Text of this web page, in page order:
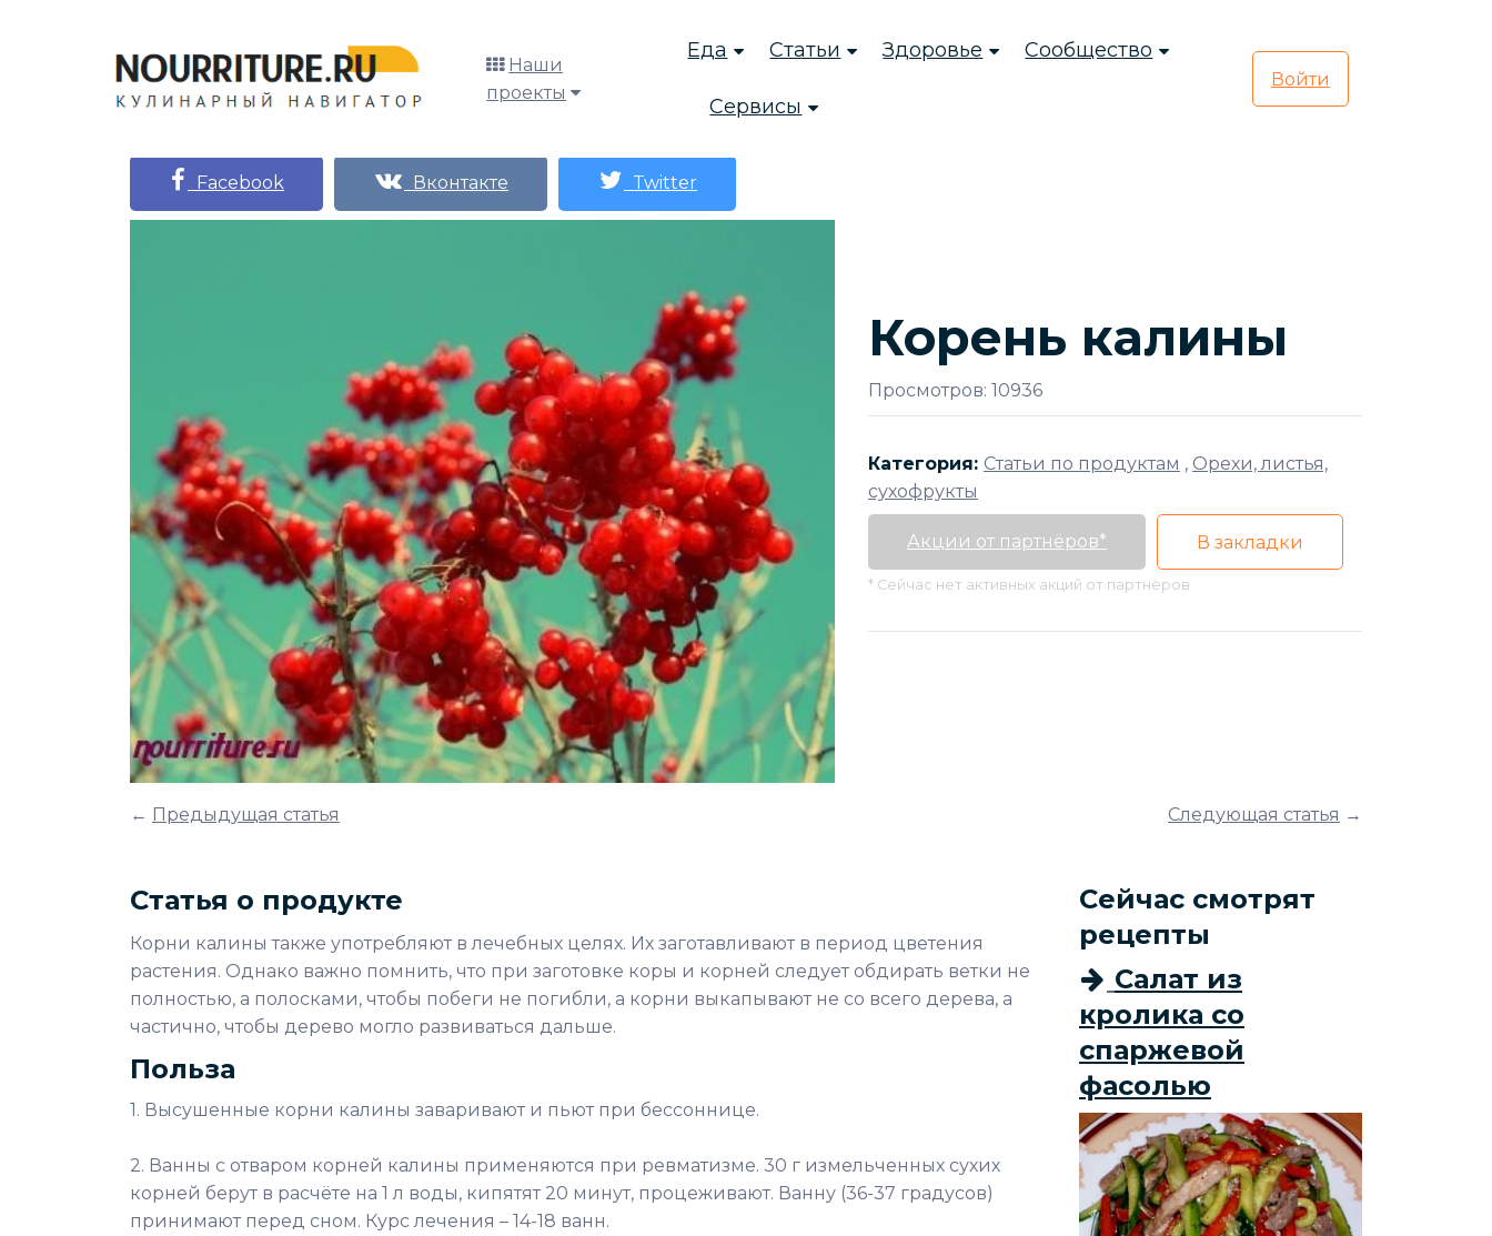
Наши
проекты
Еда Статьи Здоровье Сообщество
Сервисы
Войти
Facebook Вконтакте Twitter
Корень калины
Просмотров: 10936
Категория: Статьи по продуктам , Орехи, листья,
сухофрукты
Акции от партнёров* В закладки
* Сейчас нет активных акций от партнёров
← Предыдущая статья Следующая статья →
Статья о продукте
Корни калины также употребляют в лечебных целях. Их заготавливают в период цветения
растения. Однако важно помнить, что при заготовке коры и корней следует обдирать ветки не
полностью, а полосками, чтобы побеги не погибли, а корни выкапывают не со всего дерева, а
частично, чтобы дерево могло развиваться дальше.
Польза
1. Высушенные корни калины заваривают и пьют при бессоннице.
2. Ванны с отваром корней калины применяются при ревматизме. 30 г измельченных сухих
корней берут в расчёте на 1 л воды, кипятят 20 минут, процеживают. Ванну (36-37 градусов)
принимают перед сном. Курс лечения – 14-18 ванн.
Сейчас смотрят
рецепты
Салат из
кролика со
спаржевой
фасолью